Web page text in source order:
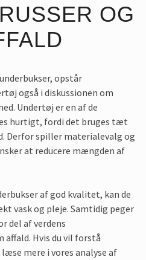
OG
opstår
også i diskussionen om
Undertøj er en af de
hurtigt, fordi det bruges tæt
Derfor spiller materialevalg og
at reducere mængden af
af god kvalitet, kan de
vask og pleje. Samtidig peger
del af verdens
Hvis du vil forstå
mere i vores analyse af